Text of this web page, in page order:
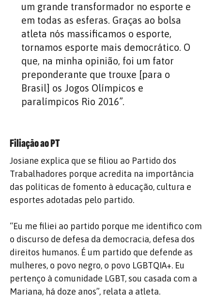
um grande transformador no esporte e
em todas as esferas. Graças ao bolsa
atleta nós massificamos o esporte,
tornamos esporte mais democrático. O
que, na minha opinião, foi um fator
preponderante que trouxe [para o
Brasil] os Jogos Olímpicos e
paralímpicos Rio 2016”.
Filiação ao PT
Josiane explica que se filiou ao Partido dos
Trabalhadores porque acredita na importância
das políticas de fomento à educação, cultura e
esportes adotadas pelo partido.
“Eu me filiei ao partido porque me identifico com
o discurso de defesa da democracia, defesa dos
direitos humanos. É um partido que defende as
mulheres, o povo negro, o povo LGBTQIA+. Eu
pertenço à comunidade LGBT, sou casada com a
Mariana, há doze anos”, relata a atleta.